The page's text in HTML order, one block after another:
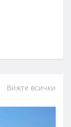
Вижте всички